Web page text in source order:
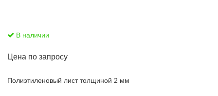
В наличии
Цена по запросу
Полиэтиленовый лист толщиной 2 мм